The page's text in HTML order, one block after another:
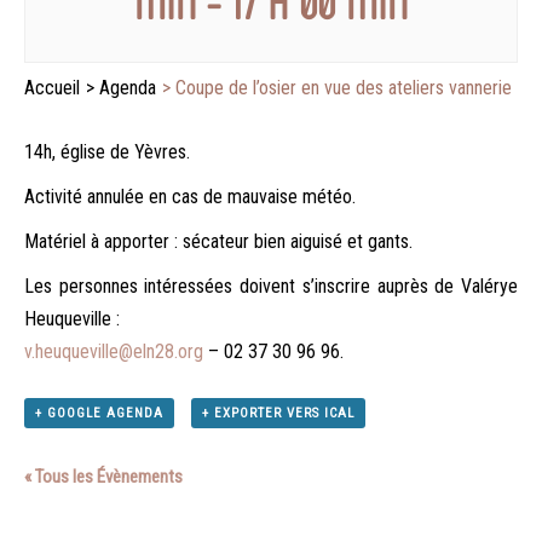
Accueil > Agenda > Coupe de l’osier en vue des ateliers vannerie
14h, église de Yèvres.
Activité annulée en cas de mauvaise météo.
Matériel à apporter : sécateur bien aiguisé et gants.
Les personnes intéressées doivent s’inscrire auprès de Valérye
Heuqueville :
v.heuqueville@eln28.org – 02 37 30 96 96.
+ GOOGLE AGENDA + EXPORTER VERS ICAL
« Tous les Évènements